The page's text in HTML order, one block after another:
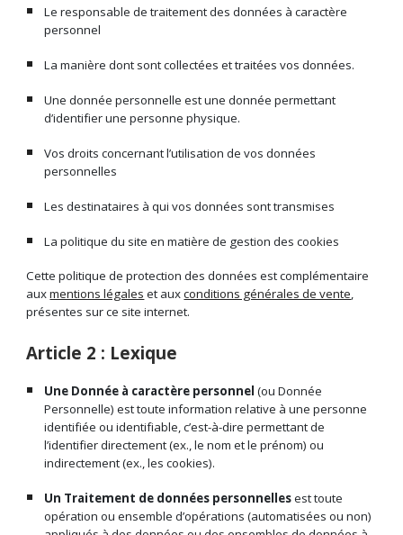
Le responsable de traitement des données à caractère
personnel
La manière dont sont collectées et traitées vos données.
Une donnée personnelle est une donnée permettant
d’identifier une personne physique.
Vos droits concernant l’utilisation de vos données
personnelles
Les destinataires à qui vos données sont transmises
La politique du site en matière de gestion des cookies
Cette politique de protection des données est complémentaire
auxmentions légales et auxconditions générales de vente,
présentes sur ce site internet.
Article 2 : Lexique
Une Donnée à caractère personnel(ou Donnée
Personnelle) est toute information relative à une personne
identifiée ou identifiable, c’est-à-dire permettant de
l’identifier directement (ex., le nom et le prénom) ou
indirectement (ex., les cookies).
Un Traitement de données personnellesest toute
opération ou ensemble d’opérations (automatisées ou non)